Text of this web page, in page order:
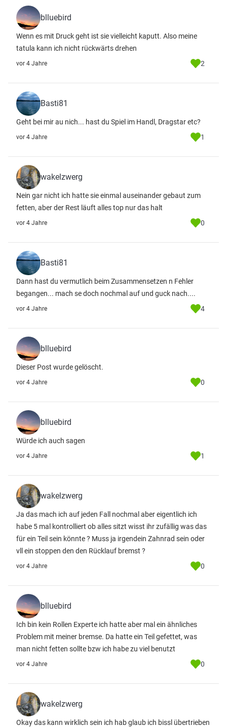
blluebird
Wenn es mit Druck geht ist sie vielleicht kaputt. Also meine
tatula kann ich nicht rückwärts drehen
vor 4 Jahre 2
Basti81
Geht bei mir au nich... hast du Spiel im Handl, Dragstar etc?
vor 4 Jahre 1
wakelzwerg
Nein gar nicht ich hatte sie einmal auseinander gebaut zum
fetten, aber der Rest läuft alles top nur das halt
vor 4 Jahre 0
Basti81
Dann hast du vermutlich beim Zusammensetzen n Fehler
begangen... mach se doch nochmal auf und guck nach....
vor 4 Jahre 4
blluebird
Dieser Post wurde gelöscht.
vor 4 Jahre 0
blluebird
Würde ich auch sagen
vor 4 Jahre 1
wakelzwerg
Ja das mach ich auf jeden Fall nochmal aber eigentlich ich
habe 5 mal kontrolliert ob alles sitzt wisst ihr zufällig was das
für ein Teil sein könnte ? Muss ja irgendein Zahnrad sein oder
vll ein stoppen den den Rücklauf bremst ?
vor 4 Jahre 0
blluebird
Ich bin kein Rollen Experte ich hatte aber mal ein ähnliches
Problem mit meiner bremse. Da hatte ein Teil gefettet, was
man nicht fetten sollte bzw ich habe zu viel benutzt
vor 4 Jahre 0
wakelzwerg
Okay das kann wirklich sein ich hab glaub ich bissl übertrieben